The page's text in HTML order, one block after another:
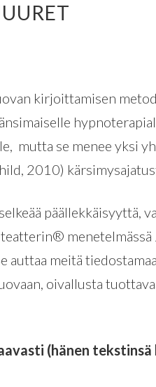
kirjoittamisen
mutta se menee yksi
2010)
päällekkäisyyttä,
menetelmässä
auttaa meitä
oivallusta
(hänen tekstinsä